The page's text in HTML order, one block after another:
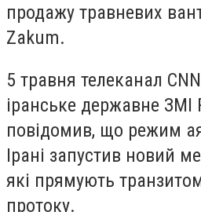
продажу травневих
Zakum.
5 травня телеканал
іранське державне ЗМІ
повідомив, що режим
Ірані запустив новий
які прямують
протоку.